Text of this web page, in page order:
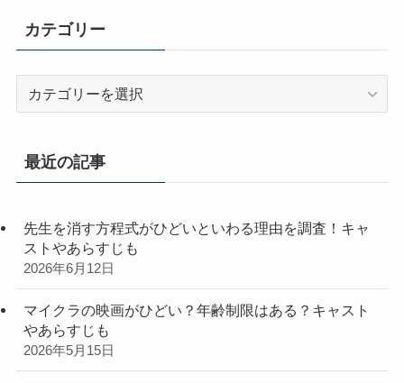
カテゴリー
リ
最近の記事
先生を消す方程式がひどいといわる理由を調査！キャ
ストやあらすじも
2026年6月12日
マイクラの映画がひどい？年齢制限はある？キャスト
やあらすじも
2026年5月15日